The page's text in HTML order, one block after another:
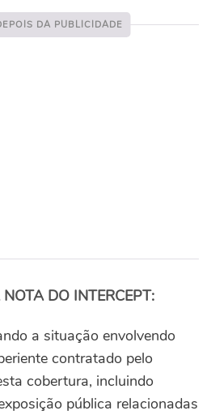
DO INTERCEPT:
a situação envolvendo
contratado pelo
cobertura, incluindo
pública relacionadas